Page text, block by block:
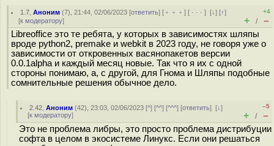
1.7 ,Аноним (7), 21:44, 02/06/2023 [ответить] [ ﹢﹢﹢] [ · · ·][↓] [↑]
[к модератору]
+4
+ / –
Libreoffice это те ребята, у которых в зависимостях шляпы
вроде python2, premake и webkit в 2023 году, не говоря уже о
зависимости от откровенных васянопакетов версии
0.0.1alpha и каждый месяц новые. Так что я их с одной
стороны понимаю, а, с другой, для Гнома и Шляпы подобные
сомнительные решения обычное дело.
2.42 ,Аноним (42), 23:03, 02/06/2023 [^] [^^] [^^^] [ответить][↓]
[к модератору]
–5
+ / –
Это не проблема либры, это просто проблема дистрибуции
софта в целом в экосистеме Линукс. Если они решаться